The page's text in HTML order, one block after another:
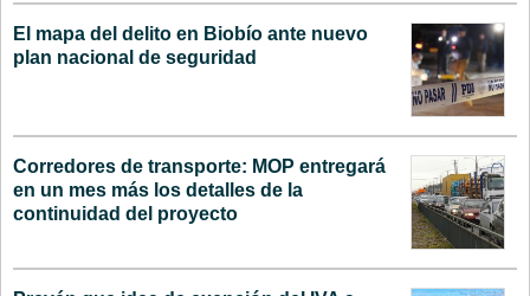
El mapa del delito en Biobío ante nuevo
plan nacional de seguridad
Corredores de transporte: MOP entregará
en un mes más los detalles de la
continuidad del proyecto